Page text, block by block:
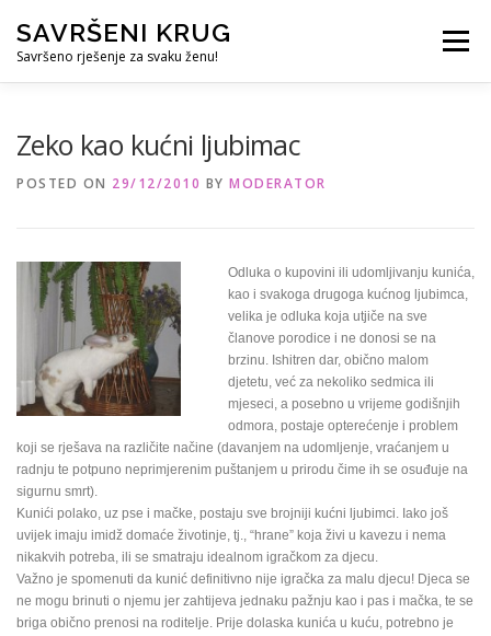
content
SAVRŠENI KRUG
Savršeno rješenje za svaku ženu!
Menu
Zeko kao kućni ljubimac
POSTED ON 29/12/2010 BY MODERATOR
Odluka o kupovini ili udomljivanju kunića,
kao i svakoga drugoga kućnog ljubimca,
velika je odluka koja utjiče na sve
članove porodice i ne donosi se na
brzinu. Ishitren dar, obično malom
djetetu, već za nekoliko sedmica ili
mjeseci, a posebno u vrijeme godišnjih
odmora, postaje opterećenje i problem
koji se rješava na različite načine (davanjem na udomljenje, vraćanjem u
radnju te potpuno neprimjerenim puštanjem u prirodu čime ih se osuđuje na
sigurnu smrt).
Kunići polako, uz pse i mačke, postaju sve brojniji kućni ljubimci. Iako još
uvijek imaju imidž domaće životinje, tj., “hrane” koja živi u kavezu i nema
nikakvih potreba, ili se smatraju idealnom igračkom za djecu.
Važno je spomenuti da kunić definitivno nije igračka za malu djecu! Djeca se
ne mogu brinuti o njemu jer zahtijeva jednaku pažnju kao i pas i mačka, te se
briga obično prenosi na roditelje. Prije dolaska kunića u kuću, potrebno je